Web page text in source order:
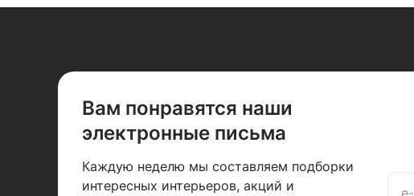
Вам понравятся наши
электронные письма
Каждую неделю мы составляем подборки
интересных интерьеров, акций и